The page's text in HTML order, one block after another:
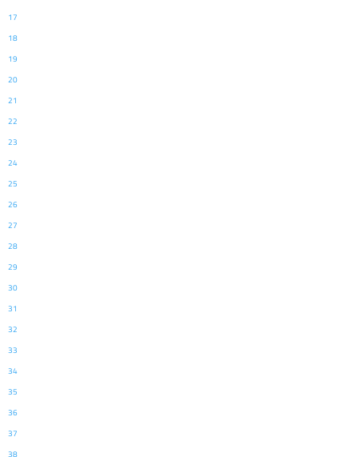
17
18
19
20
21
22
23
24
25
26
27
28
29
30
31
32
33
34
35
36
37
38